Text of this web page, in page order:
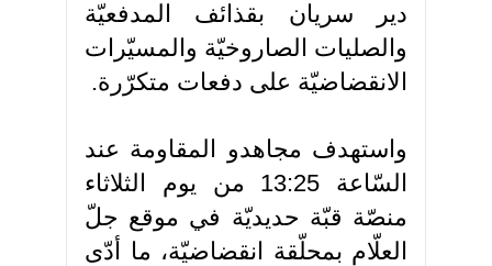
دير سريان بقذائف المدفعيّة
والصليات الصاروخيّة والمسيّرات
الانقضاضيّة على دفعات متكرّرة.
واستهدف مجاهدو المقاومة عند
السّاعة 13:25 من يوم الثلاثاء
منصّة قبّة حديديّة في موقع جلّ
العلّام بمحلّقة انقضاضيّة، ما أدّى